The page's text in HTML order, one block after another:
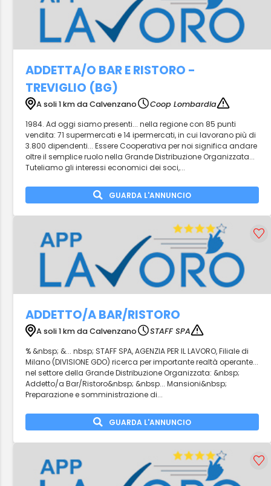
ADDETTA/O BAR E RISTORO -
TREVIGLIO (BG)
A soli 1 km da Calvenzano
Coop Lombardia
1984. Ad oggi siamo presenti... nella regione con 85 punti
vendita: 71 supermercati e 14 ipermercati, in cui lavorano più di
3.800 dipendenti... Essere Cooperativa per noi significa andare
oltre il semplice ruolo nella Grande Distribuzione Organizzata...
Tuteliamo gli interessi economici dei soci,...
GUARDA L'ANNUNCIO
ADDETTO/A BAR/RISTORO
A soli 1 km da Calvenzano
STAFF SPA
% &nbsp; &... nbsp; STAFF SPA, AGENZIA PER IL LAVORO, Filiale di
Milano (DIVISIONE GDO) ricerca per importante realtà operante...
nel settore della Grande Distribuzione Organizzata: &nbsp;
Addetto/a Bar/Ristoro&nbsp; &nbsp... Mansioni&nbsp;
Preparazione e somministrazione di...
GUARDA L'ANNUNCIO